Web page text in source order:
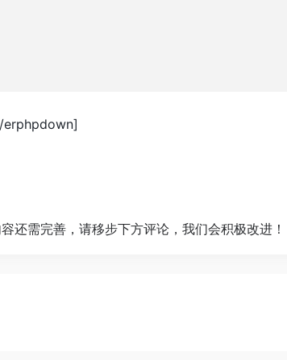
erphpdown]
还需完善，请移步下方评论，我们会积极改进！